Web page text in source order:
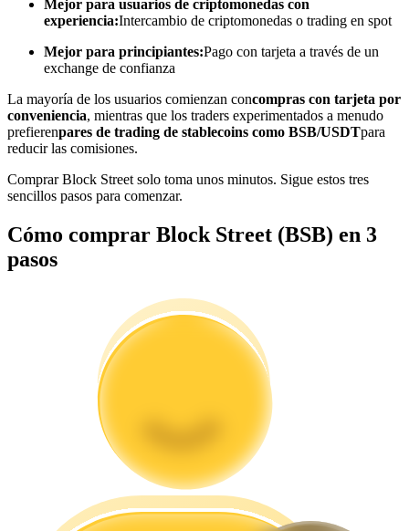
Información
Análisis de big data que incluye información comercial, etc.
Guía de inicio de futuros
Mejor para usuarios de criptomonedas con
experiencia:Intercambio de criptomonedas o trading en spot
Mejor para principiantes:Pago con tarjeta a través de un
exchange de confianza
La mayoría de los usuarios comienzan concompras con tarjeta por
conveniencia, mientras que los traders experimentados a menudo
prefierenpares de trading de stablecoins como BSB/USDTpara
reducir las comisiones.
Comprar Block Street solo toma unos minutos. Sigue estos tres
sencillos pasos para comenzar.
Cómo comprar Block Street (BSB) en 3
pasos